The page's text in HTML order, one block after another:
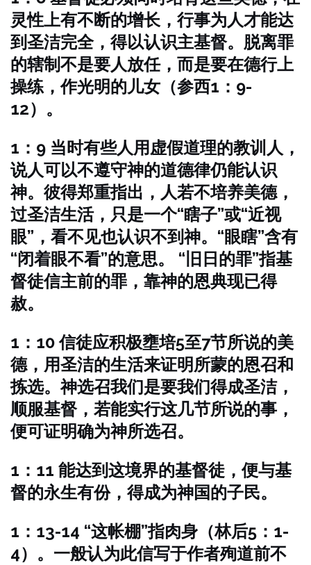
灵性上有不断的增长，行事为人才能达
到圣洁完全，得以认识主基督。脱离罪
的辖制不是要人放任，而是要在德行上
操练，作光明的儿女（参西1：9-
12）。
1：9 当时有些人用虚假道理的教训人，
说人可以不遵守神的道德律仍能认识
神。彼得郑重指出，人若不培养美德，
过圣洁生活，只是一个“瞎子”或“近视
眼”，看不见也认识不到神。“眼瞎”含有
“闭着眼不看”的意思。
“旧日的罪”指基
督徒信主前的罪，靠神的恩典现已得
赦。
1：10 信徒应积极壅培5至7节所说的美
德，用圣洁的生活来证明所蒙的恩召和
拣选。神选召我们是要我们得成圣洁，
顺服基督，若能实行这几节所说的事，
便可证明确为神所选召。
1：11 能达到这境界的基督徒，便与基
督的永生有份，得成为神国的子民。
1：13-14 “这帐棚”指肉身（林后5：1-
4）。一般认为此信写于作者殉道前不